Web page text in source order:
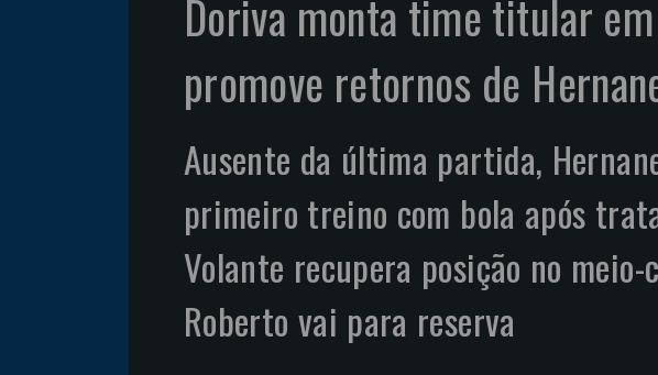
Doriva monta time titular
promove retornos de
Ausente da última partida,
primeiro treino com bola após
Volante recupera posição no meio-
Roberto vai para reserva